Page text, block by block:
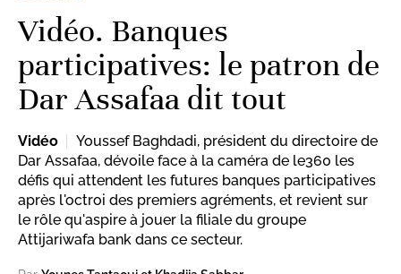
Vidéo. Banques
participatives: le patron de
Dar Assafaa dit tout
Vidéo
Youssef Baghdadi, président du directoire de
Dar Assafaa, dévoile face à la caméra de le360 les
défis qui attendent les futures banques participatives
après l'octroi des premiers agréments, et revient sur
le rôle qu'aspire à jouer la filiale du groupe
Attijariwafa bank dans ce secteur.